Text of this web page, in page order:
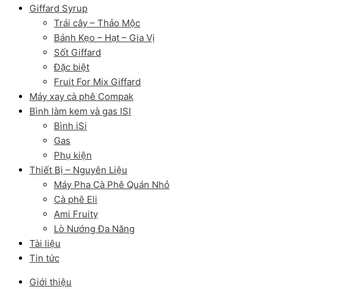
Giffard Syrup
Trái cây – Thảo Mộc
Bánh Kẹo – Hạt – Gia Vị
Sốt Giffard
Đặc biệt
Fruit For Mix Giffard
Máy xay cà phê Compak
Bình làm kem và gas ISI
Bình iSi
Gas
Phụ kiện
Thiết Bị – Nguyên Liệu
Máy Pha Cà Phê Quán Nhỏ
Cà phê Eli
Ami Fruity
Lò Nướng Đa Năng
Tài liệu
Tin tức
Giới thiệu